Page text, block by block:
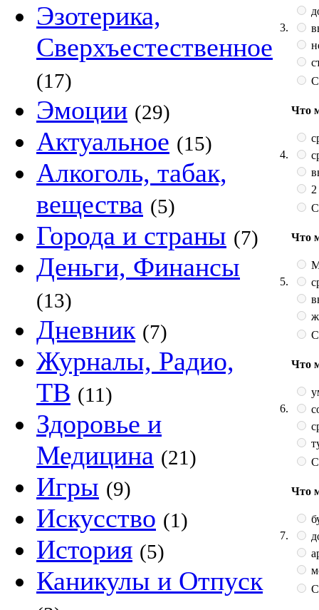
Эзотерика,
Сверхъестественное
(17)
Эмоции (29)
Актуальное (15)
Алкоголь, табак,
вещества (5)
Города и страны (7)
Деньги, Финансы
(13)
Дневник (7)
Журналы, Радио,
ТВ (11)
Здоровье и
Медицина (21)
Игры (9)
Искусство (1)
История (5)
Каникулы и Отпуск
3.
4.
Что
5.
Что
6.
Что
7.
Что